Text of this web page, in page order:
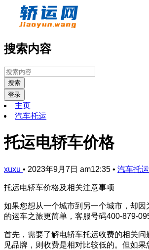
搜索内容
搜索
登录
主页
汽车托运
托运电轿车价格
xuxu • 2023年9月7日 am12:35 • 汽车托运
托运电轿车价格及相关注意事项
如果您想从一个城市到另一个城市，却
的运车之旅更简单，客服号码400-879-
首先，需要了解电轿车托运收费的相关
见品牌，则收费是相对比较低的。但如